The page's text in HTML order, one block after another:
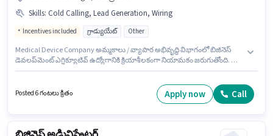
Skills: Cold Calling, Lead Generation, Wiring
Incentives included గ్రాడ్యుయేట్ Other
Medical Device Company అమ్మకాలు / వ్యాపార అభివృద్ధి విభాగంలో బిజినెస్
డెవలప్‌మెంట్ ఎగ్జిక్యూటివ్ ఉద్యోగానికి క్రియాశీలకంగా నియామకం జరుగుతోంది. ఈ
PF ఉన్నాయి. దరఖాస్తుదారులు కనీసం గ్రాడ్యుయేట్ డిగ్రీ లేదా సర్టిఫికెట్ కలిగి ఉండాలి.
ఈ ఉద్యోగానికి అర్హత పొందేందుకు అభ్యర్థికి Cold Calling, Lead Generation,
Posted 6 గంటలు క్రితం Apply now Call